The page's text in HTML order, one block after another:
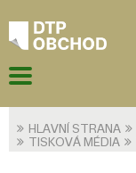
HLAVNÍ STRANA
TISKOVÁ MÉDIA